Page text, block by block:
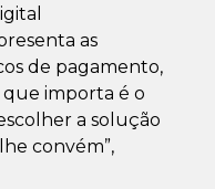
as
de pagamento,
que importa é o
a solução
convém”,